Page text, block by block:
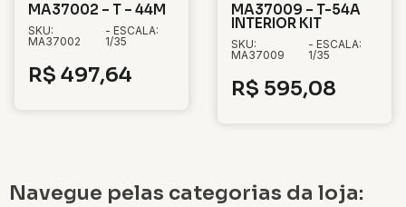
MA37002 – T – 44M
SKU:
MA37002
- ESCALA:
1/35
R$ 497,64
MA37009 – T-54A
INTERIOR KIT
SKU:
MA37009
- ESCALA:
1/35
R$ 595,08
Navegue pelas categorias da loja: